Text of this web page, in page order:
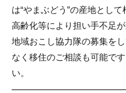
は“やまぶどう”の産地とし
高齢化等により担い手不足
地域おこし協力隊の募集を
なく移住のご相談も可能で
い。